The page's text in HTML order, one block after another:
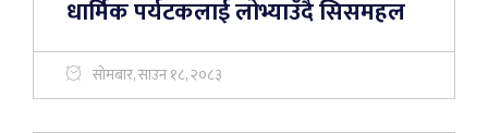
धार्मिक पर्यटकलाई लोभ्याउँदै सिसमहल
सोमबार, साउन १८, २०८३